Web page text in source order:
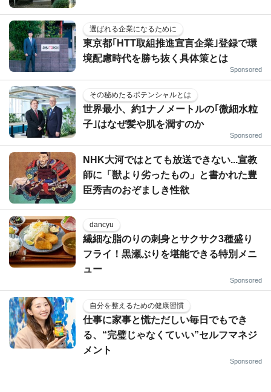
選ばれる企業になるために
東京都｢HTT取組推進宣言企業｣登録で環
境配慮時代を勝ち抜く具体策とは
Sponsored
その秘めたるポテンシャルとは
世界最小、約1ナノメートルの｢微細水粒
子｣はなぜ髪や肌を潤すのか
Sponsored
NHK大河ではとても放送できない...宣教
師に「獣より劣ったもの」と書かれた豊
臣秀吉のおぞましき性欲
dancyu
繊細な脂のりの刺身とサクサク3種盛り
フライ！黒瀬ぶりを堪能できる特別メニ
ュー
Sponsored
自分を整えるための健康習慣
仕事に家事と慌ただしい毎日でもでき
る、“完璧じゃなくていい”セルフマネジ
メント
Sponsored